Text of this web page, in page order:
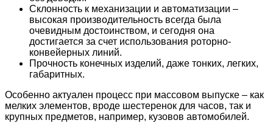
Склонность к механизации и автоматизации –
высокая производительность всегда была
очевидным достоинством, и сегодня она
достигается за счет использования роторно-
конвейерных линий.
Прочность конечных изделий, даже тонких, легких,
габаритных.
Особенно актуален процесс при массовом выпуске – как
мелких элементов, вроде шестеренок для часов, так и
крупных предметов, например, кузовов автомобилей.